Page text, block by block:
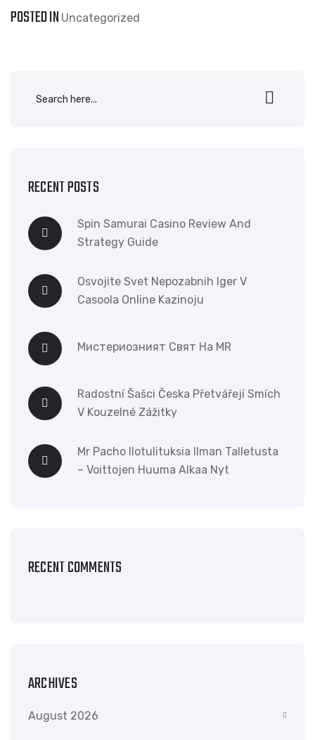
POSTED IN Uncategorized
RECENT POSTS
Spin Samurai Casino Review And
Strategy Guide
Osvojite Svet Nepozabnih Iger V
Casoola Online Kazinoju
Мистериозният Свят На MR
Radostní Šašci Česka Přetvářejí Smích
V Kouzelné Zážitky
Mr Pacho Ilotulituksia Ilman Talletusta
– Voittojen Huuma Alkaa Nyt
RECENT COMMENTS
ARCHIVES
August 2026